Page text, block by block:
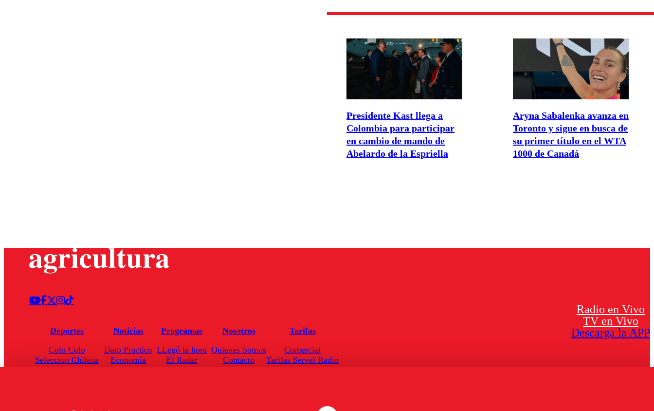
Presidente Kast llega a
Colombia para participar
en cambio de mando de
Abelardo de la Espriella
Aryna Sabalenka avanza en
Toronto y sigue en busca de
su primer título en el WTA
1000 de Canadá
Deportes
Colo Colo
Seleccion Chilena
Noticias
Dato Practico
Economía
Programas
LLegó la hora
El Radar
Enfoqué Público
Nosotros
Quienes Somos
Contacto
Tarifas
Comercial
Tarifas Servel Radio
Radio en Vivo
TV en Vivo
Descarga la APP